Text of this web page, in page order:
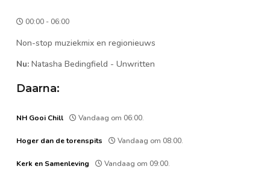
00:00 - 06:00
Non-stop muziekmix en regionieuws
Nu: Natasha Bedingfield - Unwritten
Daarna:
NH Gooi Chill Vandaag om 06:00.
Hoger dan de torenspits Vandaag om 08:00.
Kerk en Samenleving Vandaag om 09:00.